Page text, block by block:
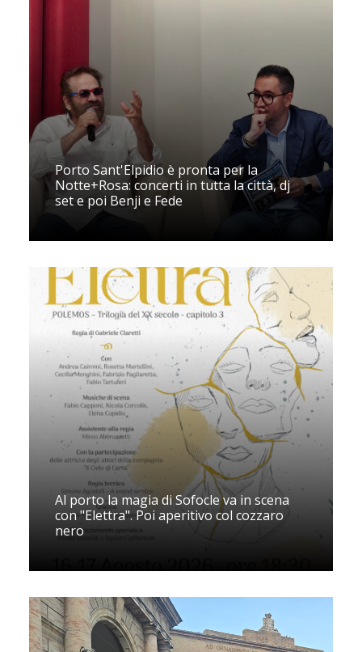
Porto Sant'Elpidio è pronta per la
Notte+Rosa: concerti in tutta la città, dj
set e poi Benji e Fede
Al porto la magia di Sofocle va in scena
con "Elettra". Poi aperitivo col cozzaro
nero